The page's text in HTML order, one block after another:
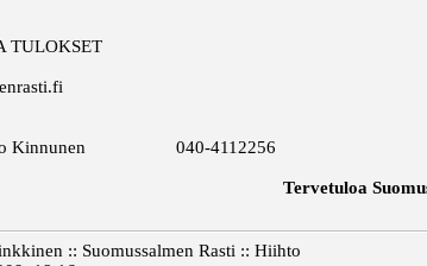
TULOKSET
040-4112256
Tervetuloa
:: Suomussalmen Rasti :: Hiihto